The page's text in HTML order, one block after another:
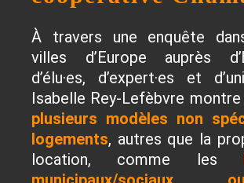
À travers une enquête
villes d’Europe auprès
d’élu·es, d’expert·es et
Isabelle Rey-Lefèbvre montre
plusieurs modèles non
logements, autres que la
location, comme les